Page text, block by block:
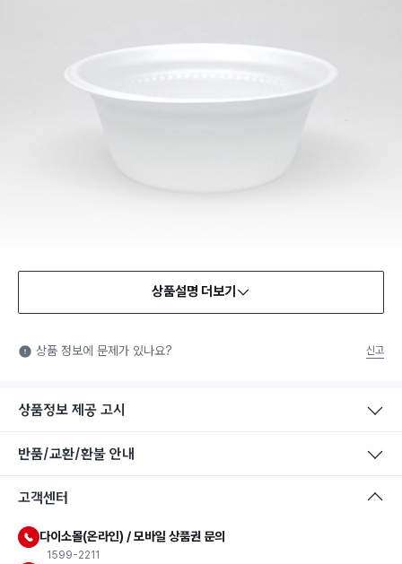
식품용 기구: 식품위생법에서 정한 규격에 따라 제조되어 식품 또
는 식품첨가물에 사용할 수 있는 식품용기구라는 표시입니다.
상품설명 더보기
상품 정보에 문제가 있나요? 신고
상품정보 제공 고시
반품/교환/환불 안내
고객센터
다이소몰(온라인) / 모바일 상품권 문의
1599-2211